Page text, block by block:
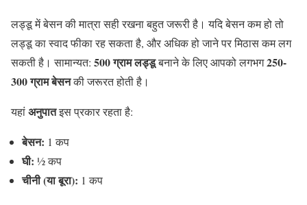
लड्डू में बेसन की मात्रा सही रखना बहुत जरूरी है। यदि बेसन कम हो तो
लड्डू का स्वाद फीका रह सकता है, और अधिक हो जाने पर मिठास कम लग
सकती है। सामान्यत: 500 ग्राम लड्डूबनाने के लिए आपको लगभग250-
300 ग्राम बेसनकी जरूरत होती है।
यहांअनुपातइस प्रकार रहता है:
बेसन: 1 कप
घी: ½ कप
चीनी (या बूरा): 1 कप